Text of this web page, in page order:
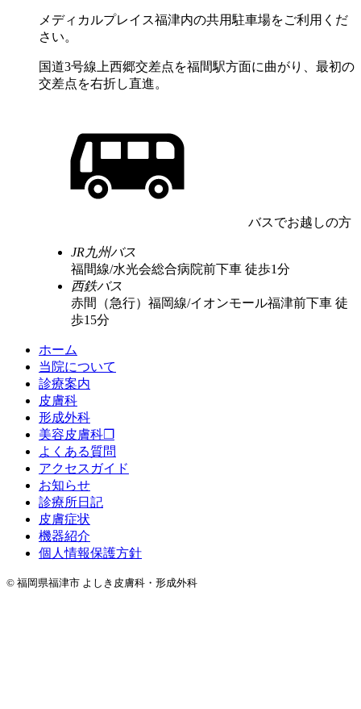
メディカルプレイス福津内の共用駐車場をご利用くだ
さい。
国道3号線上西郷交差点を福間駅方面に曲がり、最初の
交差点を右折し直進。
バスでお越しの方
JR九州バス
福間線/水光会総合病院前下車 徒歩1分
西鉄バス
赤間（急行）福岡線/イオンモール福津前下車 徒
歩15分
ホーム
当院について
診療案内
皮膚科
形成外科
美容皮膚科❐
よくある質問
アクセスガイド
お知らせ
診療所日記
皮膚症状
機器紹介
個人情報保護方針
© 福岡県福津市 よしき皮膚科・形成外科